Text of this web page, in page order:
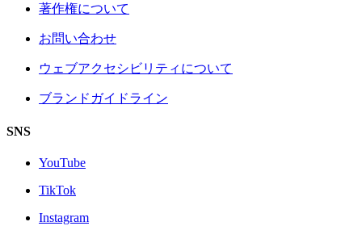
著作権について
お問い合わせ
ウェブアクセシビリティについて
ブランドガイドライン
SNS
YouTube
TikTok
Instagram